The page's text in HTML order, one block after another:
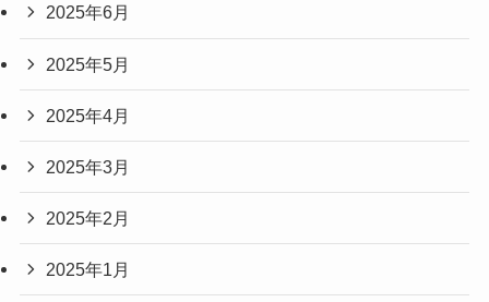
2025年6月
2025年5月
2025年4月
2025年3月
2025年2月
2025年1月